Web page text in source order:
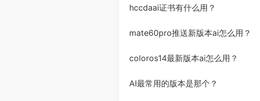
hccdaai证书有什么用？
mate60pro推送新版本ai怎么用？
coloros14最新版本ai怎么用？
AI最常用的版本是那个？